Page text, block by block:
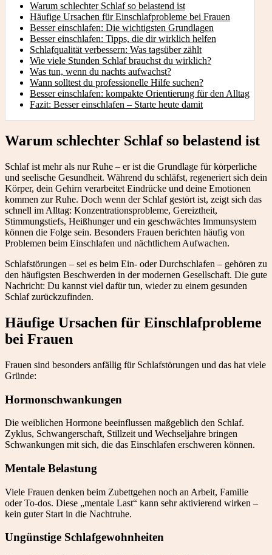
Warum schlechter Schlaf so belastend ist
Häufige Ursachen für Einschlafprobleme bei Frauen
Besser einschlafen: Die wichtigsten Grundlagen
Besser einschlafen: Tipps, die dir wirklich helfen
Schlafqualität verbessern: Was tagsüber zählt
Wie viele Stunden Schlaf brauchst du wirklich?
Was tun, wenn du nachts aufwachst?
Wann solltest du professionelle Hilfe suchen?
Besser einschlafen: kompakte Orientierung für den Alltag
Fazit: Besser einschlafen – Starte heute damit
Warum schlechter Schlaf so belastend ist
Schlaf ist mehr als nur Ruhe – er ist die Grundlage für körperliche
und seelische Gesundheit. Während du schläfst, regeneriert sich dein
Körper, dein Gehirn verarbeitet Eindrücke und deine Emotionen
kommen zur Ruhe. Doch wenn der Schlaf gestört ist, zeigt sich das
schnell im Alltag: Konzentrationsprobleme, Gereiztheit,
Stimmungstiefs, Heißhunger und ein geschwächtes Immunsystem
können die Folge sein. Besonders Frauen berichten häufig von
Problemen beim Einschlafen und nächtlichem Aufwachen.
Schlafstörungen – sei es beim Ein- oder Durchschlafen – gehören zu
den häufigsten Beschwerden in der modernen Gesellschaft. Die gute
Nachricht: Du kannst viel dafür tun, wieder zu einem gesunden
Schlaf zurückzufinden.
Häufige Ursachen für Einschlafprobleme
bei Frauen
Frauen sind besonders anfällig für Schlafstörungen und das hat viele
Gründe:
Hormonschwankungen
Die weiblichen Hormone beeinflussen maßgeblich den Schlaf.
Zyklus, Schwangerschaft, Stillzeit und Wechseljahre bringen
Schwankungen mit sich, die das Einschlafen erschweren können.
Mentale Belastung
Viele Frauen denken beim Zubettgehen noch an Arbeit, Familie
oder To-dos. Diese „mentale Last“ kann sehr aktivierend wirken –
kein guter Start in die Nachtruhe.
Ungünstige Schlafgewohnheiten